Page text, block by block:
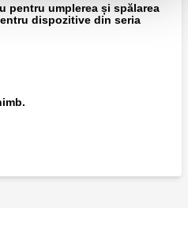
pentru umplerea și spălarea
dispozitive din seria